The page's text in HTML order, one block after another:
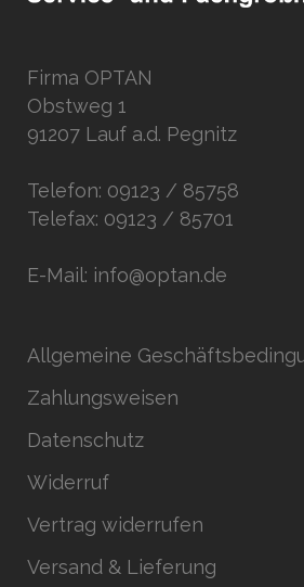
Firma OPTAN
Obstweg 1
91207 Lauf a.d. Pegnitz
Telefon: 09123 / 85758
Telefax: 09123 / 85701
E-Mail: info@optan.de
Allgemeine
Zahlungsweisen
Datenschutz
Widerruf
Vertrag widerrufen
Versand & Lieferung